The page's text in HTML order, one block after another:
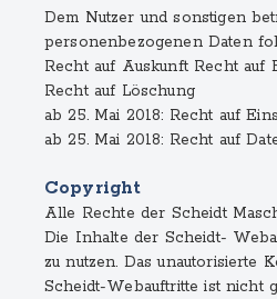
Dem Nutzer und sonstigen
personenbezogenen Daten
Recht auf Auskunft Recht auf
Recht auf Löschung
ab 25. Mai 2018: Recht auf
ab 25. Mai 2018: Recht auf
Copyright
Alle Rechte der Scheidt
Die Inhalte der Scheidt-
zu nutzen. Das unautorisierte
Scheidt-Webauftritte ist nicht